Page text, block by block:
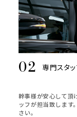
専門スタ
幹事様が安心して頂
ッフが担当致します
さい。